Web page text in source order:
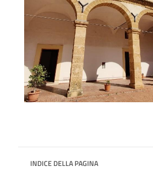
INDICE DELLA PAGINA